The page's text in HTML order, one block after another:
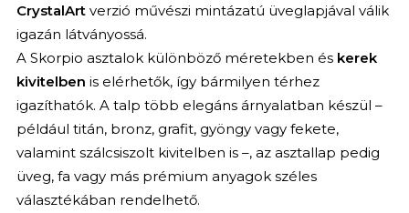
CrystalArtverzió művészi mintázatú üveglapjával válik
igazán látványossá.
A Skorpio asztalok különböző méretekben és kerek
kivitelben is elérhetők, így bármilyen térhez
igazíthatók. A talp több elegáns árnyalatban készül –
például titán, bronz, grafit, gyöngy vagy fekete,
valamint szálcsiszolt kivitelben is –, az asztallap pedig
üveg, fa vagy más prémium anyagok széles
választékában rendelhető.